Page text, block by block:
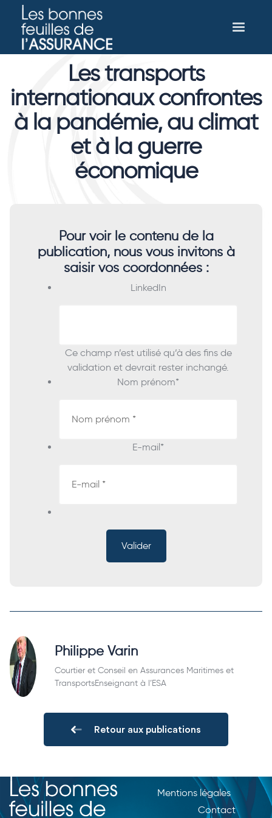
Les transports
internationaux confrontes
à la pandémie, au climat
et à la guerre
économique
Pour voir le contenu de la
publication, nous vous invitons à
saisir vos coordonnées :
LinkedIn
Ce champ n’est utilisé qu’à des fins de
validation et devrait rester inchangé.
Nom prénom*
E-mail*
Philippe Varin
Courtier et Conseil en Assurances Maritimes et
TransportsEnseignant à l’ESA
Retour aux publications
Mentions légales
Contact